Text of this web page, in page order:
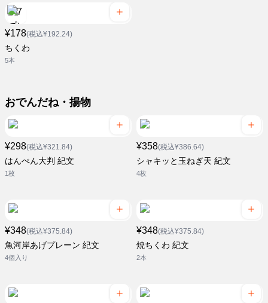
¥178(税込¥192.24)
ちくわ
5本
おでんだね・揚物
¥298(税込¥321.84)
はんぺん大判 紀文
1枚
¥358(税込¥386.64)
シャキッと玉ねぎ天 紀文
4枚
¥348(税込¥375.84)
魚河岸あげプレーン 紀文
4個入り
¥348(税込¥375.84)
焼ちくわ 紀文
2本